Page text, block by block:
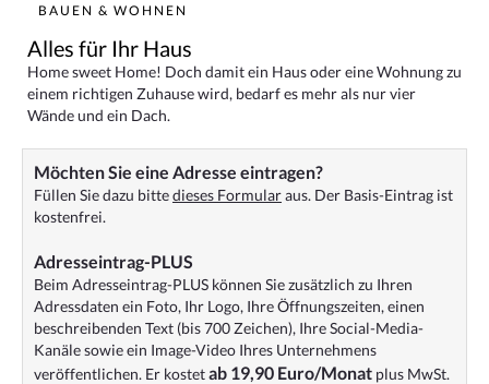
BAUEN & WOHNEN
Alles für Ihr Haus
Home sweet Home! Doch damit ein Haus oder eine Wohnung zu
einem richtigen Zuhause wird, bedarf es mehr als nur vier
Wände und ein Dach.
Möchten Sie eine Adresse eintragen?
Füllen Sie dazu bittedieses Formularaus. Der Basis-Eintrag ist
kostenfrei.
Adresseintrag-PLUS
Beim Adresseintrag-PLUS können Sie zusätzlich zu Ihren
Adressdaten ein Foto, Ihr Logo, Ihre Öffnungszeiten, einen
beschreibenden Text (bis 700 Zeichen), Ihre Social-Media-
Kanäle sowie ein Image-Video Ihres Unternehmens
veröffentlichen. Er kostetab 19,90 Euro/Monat plus MwSt.